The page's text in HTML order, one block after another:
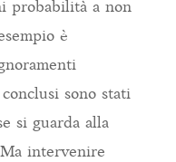
probabilità a non
è
sono stati
si guarda alla
intervenire